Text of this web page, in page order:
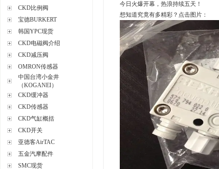
CKD比例阀
宝德BURKERT
韩国YPC现货
CKD电磁阀介绍
CKD减压阀
OMRON传感器
中国台湾小金井
（KOGANEI）
CKD缓冲器
CKD传感器
CKD气缸概括
CKD开关
亚德客AirTAC
五金汽摩配件
SMC现货
今日火爆开幕，热浪持续五天！
想知道究竟有多精彩？点击图片：